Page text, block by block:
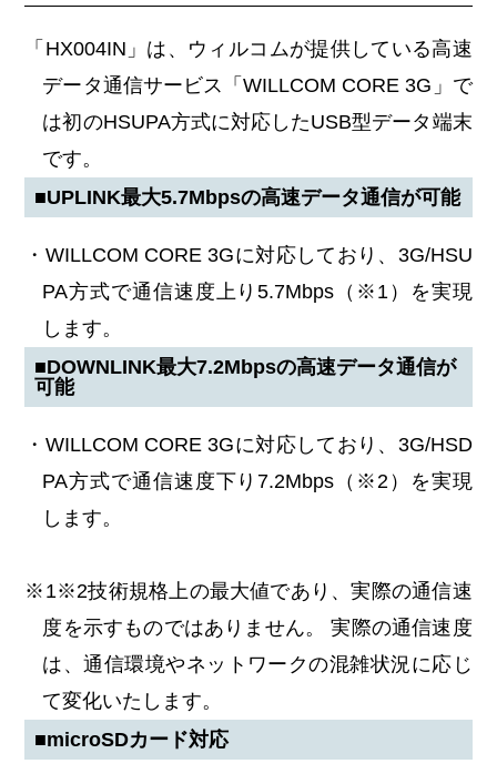
「HX004IN」は、ウィルコムが提供している高速
データ通信サービス「WILLCOM CORE 3G」で
は初のHSUPA方式に対応したUSB型データ端末
です。
■UPLINK最大5.7Mbpsの高速データ通信が可能
・WILLCOM CORE 3Gに対応しており、3G/HSU
PA方式で通信速度上り5.7Mbps（※1）を実現
します。
■DOWNLINK最大7.2Mbpsの高速データ通信が
可能
・WILLCOM CORE 3Gに対応しており、3G/HSD
PA方式で通信速度下り7.2Mbps（※2）を実現
します。
※1※2技術規格上の最大値であり、実際の通信速
度を示すものではありません。 実際の通信速度
は、通信環境やネットワークの混雑状況に応じ
て変化いたします。
■microSDカード対応